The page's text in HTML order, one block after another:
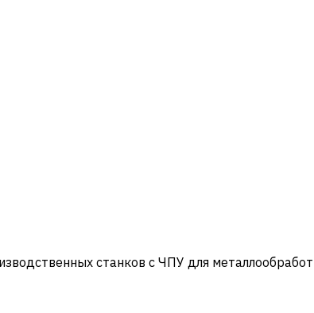
станков с ЧПУ для